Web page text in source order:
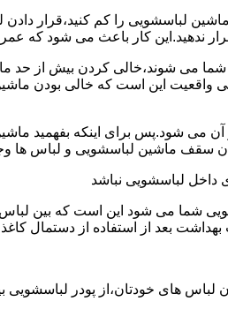
ماشین لباسشویی را کم
شوند،خالی کردن بیش از حد
واقعیت این است که خالی بودن
شود.پس برای اینکه بفهمید
لباسشویی نباشد
می شود این است که بین لباس
بعد از استفاده از دستمال
های خودتان،از پودر